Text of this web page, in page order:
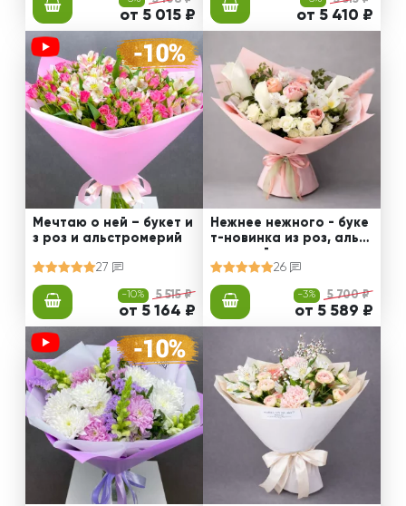
от 5 015 ₽ от 5 410 ₽
Мечтаю о ней – букет и
з роз и альстромерий
27
-10% 5 515 ₽
от 5 164 ₽
Нежнее нежного - буке
т-новинка из роз, альст
ромерий и калл
26
-3% 5 700 ₽
от 5 589 ₽